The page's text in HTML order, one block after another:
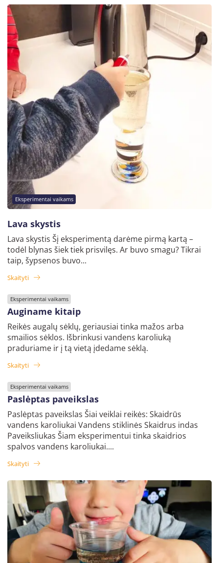
Eksperimentai vaikams
Lava skystis
Lava skystis Šį eksperimentą darėme pirmą kartą –
todėl blynas šiek tiek prisvilęs. Ar buvo smagu? Tikrai
taip, šypsenos buvo...
Skaityti
Eksperimentai vaikams
Auginame kitaip
Reikės augalų sėklų, geriausiai tinka mažos arba
smailios sėklos. Išbrinkusi vandens karoliuką
praduriame ir į tą vietą įdedame sėklą.
Skaityti
Eksperimentai vaikams
Paslėptas paveikslas
Paslėptas paveikslas Šiai veiklai reikės: Skaidrūs
vandens karoliukai Vandens stiklinės Skaidrus indas
Paveiksliukas Šiam eksperimentui tinka skaidrios
spalvos vandens karoliukai....
Skaityti